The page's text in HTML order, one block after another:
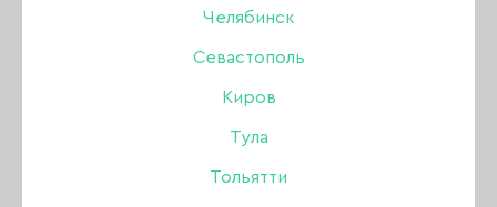
Челябинск
Севастополь
Киров
Тула
Тольятти
Прием и обработка заказов с 5 ноября
Поздравляем всех с праздником и желаем